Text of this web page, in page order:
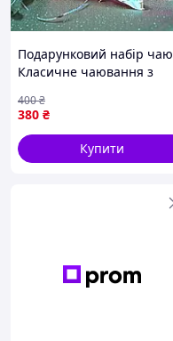
Подарунковий набір чаю
Класичне чаювання з
380 ₴
400₴
Купити